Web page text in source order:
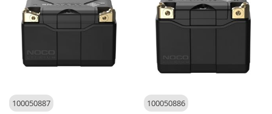
100050887 100050886